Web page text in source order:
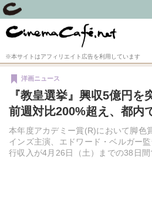
※本サイトはアフィリエイト広告を利用しています
『教皇選挙』興収5億円を
前週対比200%超え、都内
本年度アカデミー賞(R)において脚色
インズ主演、エドワード・ベルガー
行収入が4月26日（土）までの38日間
洋画ニュース